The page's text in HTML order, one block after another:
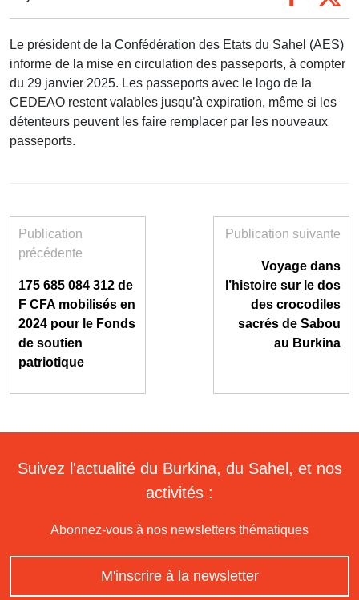
Le président de la Confédération des Etats du Sahel (AES)
informe de la mise en circulation des passeports, à compter
du 29 janvier 2025. Les passeports avec le logo de la
CEDEAO restent valables jusqu’à expiration, même si les
détenteurs peuvent les faire remplacer par les nouveaux
passeports.
Publication
précédente
175 685 084 312 de
F CFA mobilisés en
2024 pour le Fonds
de soutien
patriotique
Publication suivante
Voyage dans
l’histoire sur le dos
des crocodiles
sacrés de Sabou
au Burkina
Suivez l'actualité du Burkina, du Sahel, et nos
activités :
Abonnez-vous à nos newsletters thématiques
M'inscrire à la newsletter